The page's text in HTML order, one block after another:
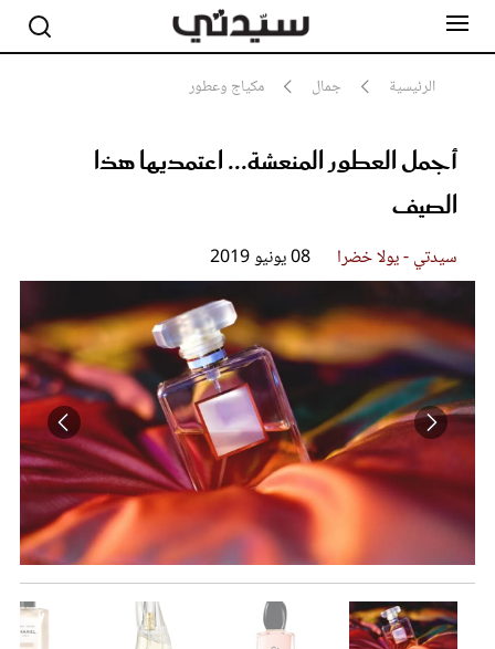
الرئيسية جمال مكياج وعطور
أجمل العطور المنعشة... اعتمديها هذا
الصيف
سيدتي - يولا خضرا 08 يونيو 2019
مشاهير
أناقة
جمال
سيدتي وطفلك
لايف ستايل
فيديو
مطبخ سيدتي
مقالات الرأي
ستايل
تقارير
عروس سيدتي